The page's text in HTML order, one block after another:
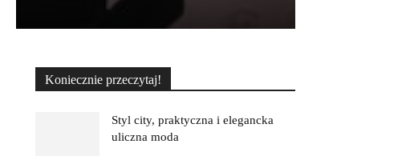
Koniecznie przeczytaj!
Styl city, praktyczna i elegancka
uliczna moda